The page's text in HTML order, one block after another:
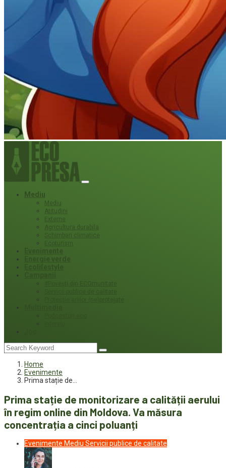
Mediu
Mediu
Atitudini
Externe
Agricultura durabila
Schimbari climatice
Ecoturism
Home
Evenimente
Prima stație de…
Prima stație de monitorizare a calității aerului
în regim online din Moldova. Va măsura
concentrația a cinci poluanți
Evenimente Mediu Servicii publice de calitate